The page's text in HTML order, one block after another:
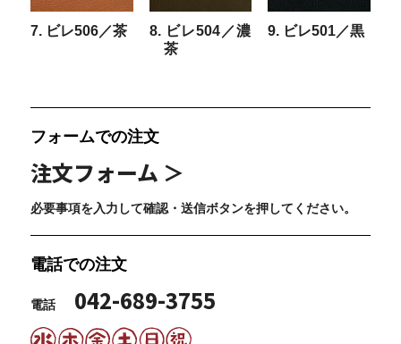
7. ビレ506／茶
8. ビレ504／濃
茶
9. ビレ501／黒
フォームでの注文
注文フォーム ＞
必要事項を入力して確認・送信ボタンを押してください。
電話での注文
電話 042-689-3755